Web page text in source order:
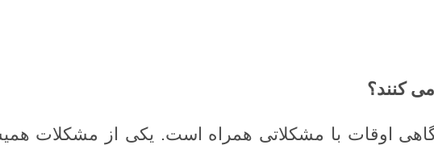
کنند؟
اوقات با مشکلاتی همراه است. یکی از مشکلات